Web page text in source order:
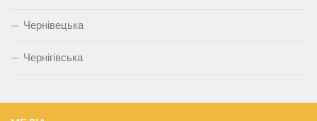
Чернівецька
Чернігівська